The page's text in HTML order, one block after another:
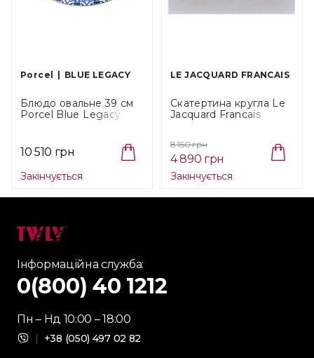
Porcel BLUE LEGACY
Блюдо овальне 39 см
Porcel Blue Legacy
10 510 грн
Закінчується
LE JACQUARD FRANCAIS
Cкатертина кругла Le
Jacquard Francais
8 150 грн
4 890 грн
Закінчується
Інформаційна служба:
0(800) 40 1212
Пн – Нд 10:00 – 18:00
| +38 (050) 497 02 82